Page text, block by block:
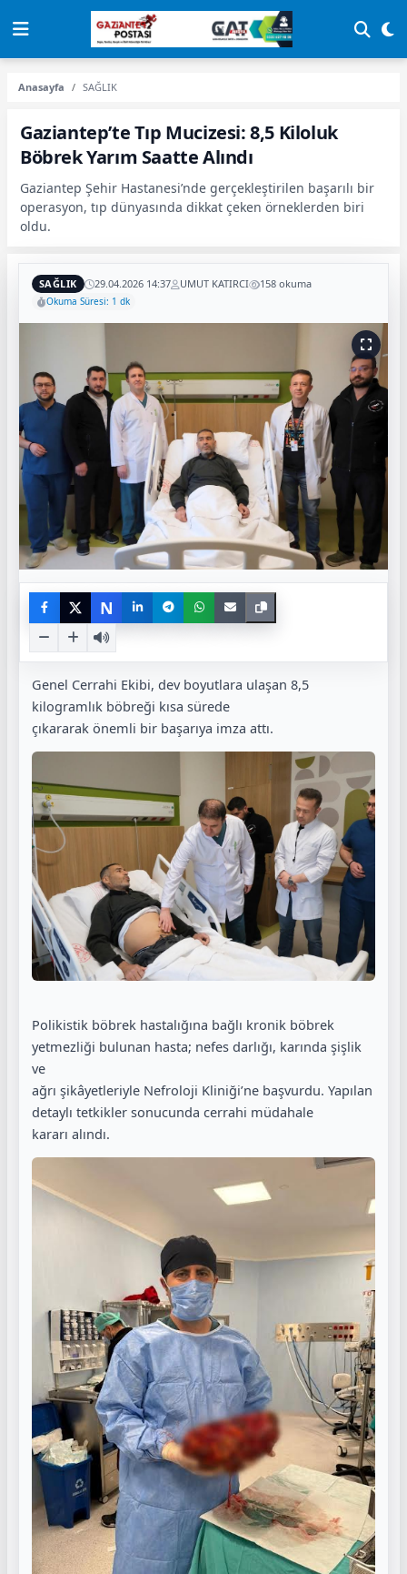
Anasayfa SAĞLIK
Gaziantep’te Tıp Mucizesi: 8,5 Kiloluk
Böbrek Yarım Saatte Alındı
Gaziantep Şehir Hastanesi’nde gerçekleştirilen başarılı bir
operasyon, tıp dünyasında dikkat çeken örneklerden biri
oldu.
SAĞLIK 29.04.2026 14:37 UMUT KATIRCI 158 okuma
Okuma Süresi: 1 dk
N
Genel Cerrahi Ekibi, dev boyutlara ulaşan 8,5
kilogramlık böbreği kısa sürede
çıkararak önemli bir başarıya imza attı.
Polikistik böbrek hastalığına bağlı kronik böbrek
yetmezliği bulunan hasta; nefes darlığı, karında şişlik
ve
ağrı şikâyetleriyle Nefroloji Kliniği’ne başvurdu. Yapılan
detaylı tetkikler sonucunda cerrahi müdahale
kararı alındı.